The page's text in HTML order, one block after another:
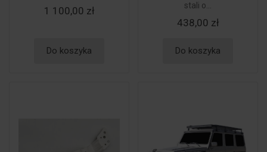
1 100,00 zł
Do koszyka
stali o...
438,00 zł
Do koszyka